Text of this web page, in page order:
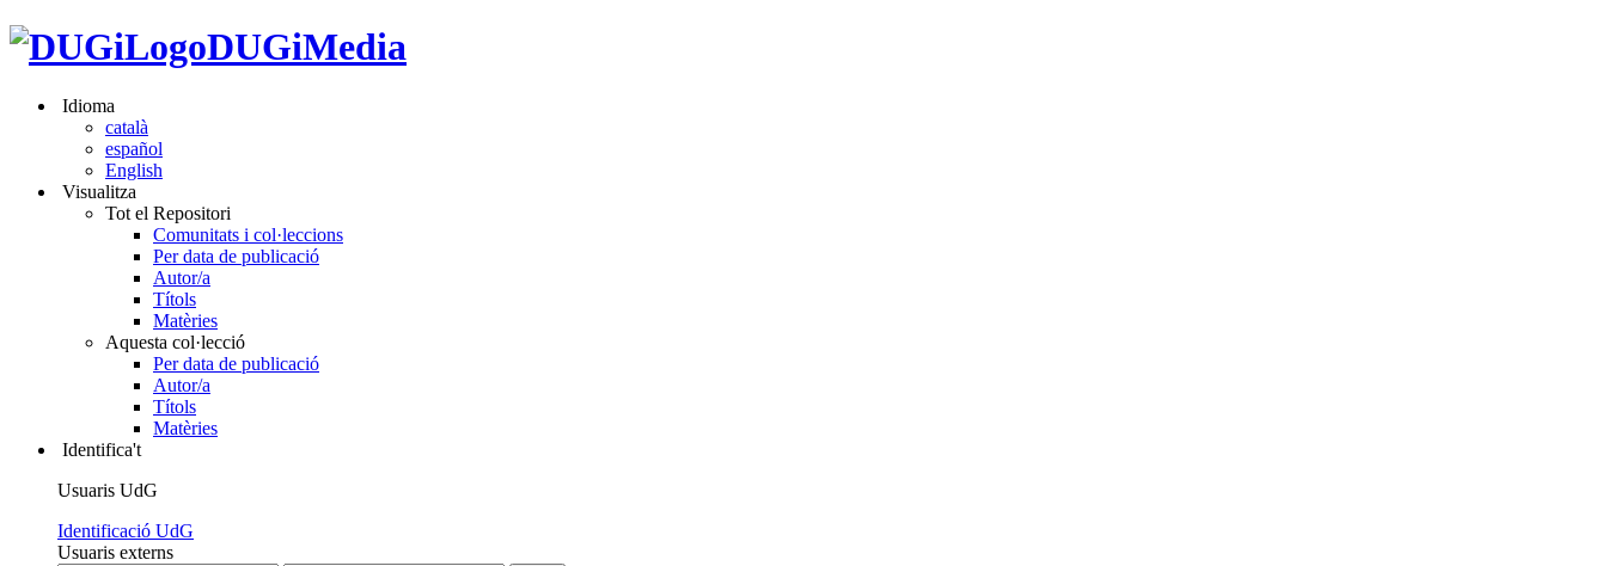
DUGiMedia
Idioma
català
español
English
Visualitza
Tot el Repositori
Comunitats i col·leccions
Per data de publicació
Autor/a
Títols
Matèries
Aquesta col·lecció
Per data de publicació
Autor/a
Títols
Matèries
Identifica't
Usuaris UdG
Identificació UdG
Usuaris externs